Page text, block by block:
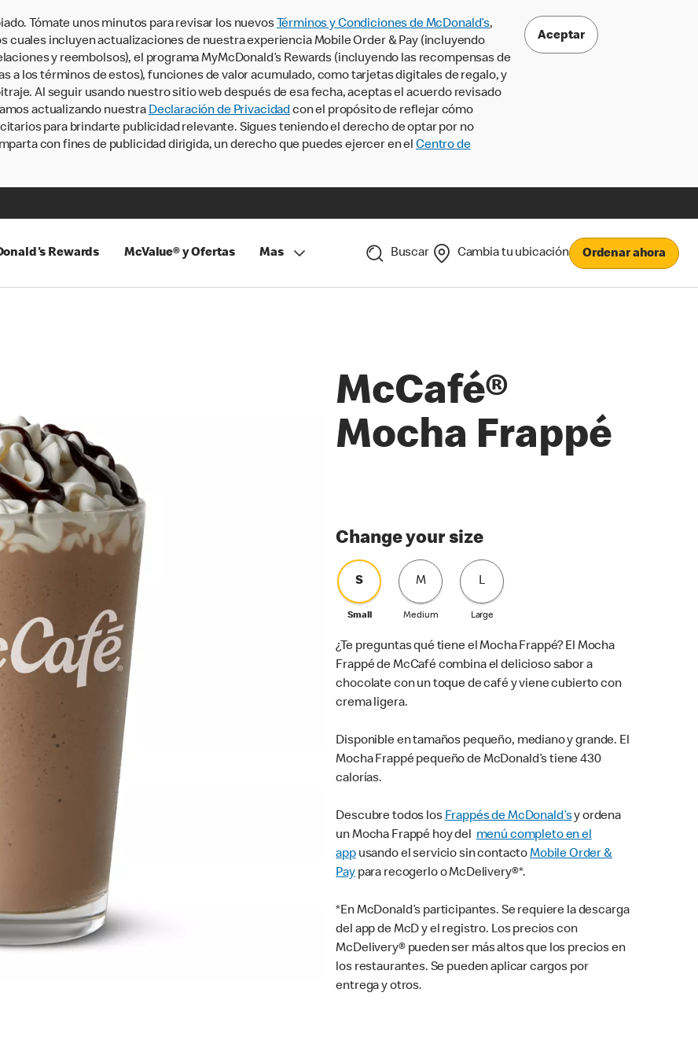
Tómate unos minutos para revisar los nuevos Términos y Condiciones de McDonald’s,
cuales incluyen actualizaciones de nuestra experiencia Mobile Order & Pay (incluyendo
y reembolsos), el programa MyMcDonald’s Rewards (incluyendo las recompensas de
a los términos de estos), funciones de valor acumulado, como tarjetas digitales de regalo, y
Al seguir usando nuestro sitio web después de esa fecha, aceptas el acuerdo revisado
actualizando nuestra Declaración de Privacidadcon el propósito de reflejar cómo
para brindarte publicidad relevante. Sigues teniendo el derecho de optar por no
con fines de publicidad dirigida, un derecho que puedes ejercer en el Centro de
Aceptar
Rewards McValue® y Ofertas Mas Buscar Cambia tu ubicación Ordenar ahora
McCafé®
Mocha Frappé
Change your size
S
Small
M
Medium
L
Large
¿Te preguntas qué tiene el Mocha Frappé? El Mocha
Frappé de McCafé combina el delicioso sabor a
chocolate con un toque de café y viene cubierto con
crema ligera.
Disponible en tamaños pequeño, mediano y grande. El
Mocha Frappé pequeño de McDonald’s tiene 430
calorías.
Descubre todos los Frappés de McDonald’sy ordena
un Mocha Frappé hoy del menú completo en el
appusando el servicio sin contactoMobile Order &
Paypara recogerlo o McDelivery®*.
*En McDonald’s participantes. Se requiere la descarga
del app de McD y el registro. Los precios con
McDelivery® pueden ser más altos que los precios en
los restaurantes. Se pueden aplicar cargos por
entrega y otros.